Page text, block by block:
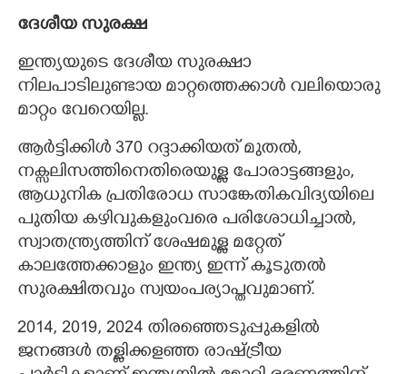
ദേശീയ സുരക്ഷ
ഇന്ത്യയുടെ ദേശീയ സുരക്ഷാ
നിലപാടിലുണ്ടായ മാറ്റത്തെക്കാൾ വലിയൊരു
മാറ്റം വേറെയില്ല.
ആർട്ടിക്കിൾ 370 റദ്ദാക്കിയത് മുതൽ,
നക്സലിസത്തിനെതിരെയുള്ള പോരാട്ടങ്ങളും,
ആധുനിക പ്രതിരോധ സാങ്കേതികവിദ്യയിലെ
പുതിയ കഴിവുകളുംവരെ പരിശോധിച്ചാൽ,
സ്വാതന്ത്ര്യത്തിന് ശേഷമുള്ള മറ്റേത്
കാലത്തേക്കാളും ഇന്ത്യ ഇന്ന് കൂടുതൽ
സുരക്ഷിതവും സ്വയംപര്യാപ്തവുമാണ്.
2014, 2019, 2024 തിരഞ്ഞെടുപ്പുകളിൽ
ജനങ്ങൾ തള്ളിക്കളഞ്ഞ രാഷ്ട്രീയ